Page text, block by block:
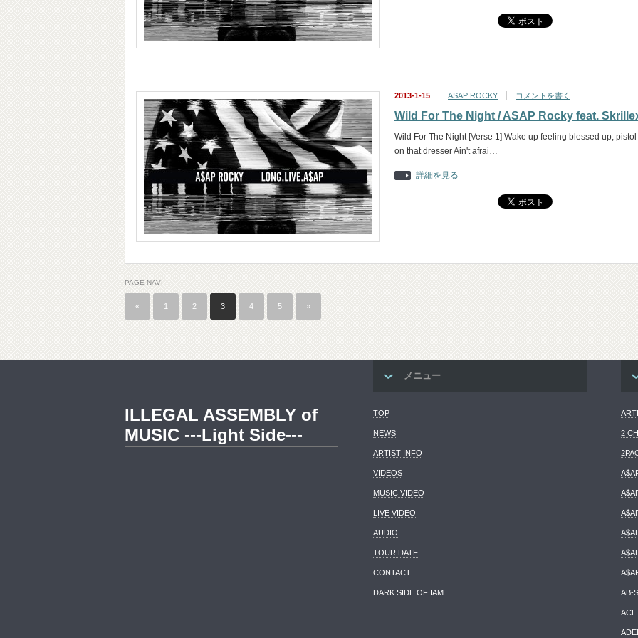
2013-1-15 ASAP ROCKY コメントを書く
Wild For The Night / ASAP Rocky feat.
Wild For The Night [Verse 1] Wake up feeling blessed up, pistol
on that dresser Ain't afrai…
詳細を見る
PAGE NAVI
« 1 2 3 4 5 »
メニュー
TOP
NEWS
ARTIST INFO
VIDEOS
MUSIC VIDEO
LIVE VIDEO
AUDIO
TOUR DATE
CONTACT
DARK SIDE OF IAM
2
AB-
ILLEGAL ASSEMBLY of
MUSIC ---Light Side---